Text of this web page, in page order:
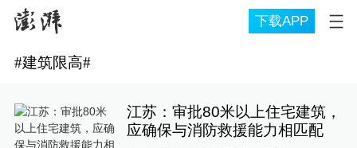
下载APP
#建筑限高#
江苏：审批80米以上住宅建筑，
应确保与消防救援能力相匹配